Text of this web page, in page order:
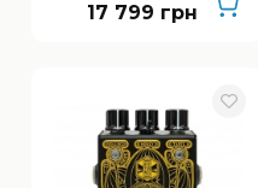
17 799 грн